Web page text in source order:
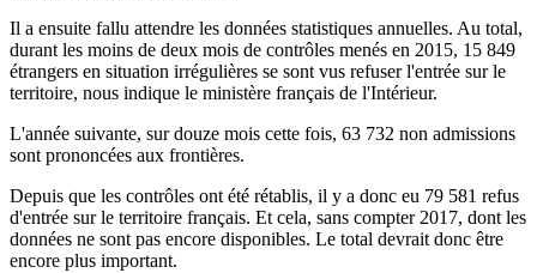
Il a ensuite fallu attendre les données statistiques annuelles. Au total,
durant les moins de deux mois de contrôles menés en 2015, 15 849
étrangers en situation irrégulières se sont vus refuser l'entrée sur le
territoire, nous indique le ministère français de l'Intérieur.
L'année suivante, sur douze mois cette fois, 63 732 non admissions
sont prononcées aux frontières.
Depuis que les contrôles ont été rétablis, il y a donc eu 79 581 refus
d'entrée sur le territoire français. Et cela, sans compter 2017, dont les
données ne sont pas encore disponibles. Le total devrait donc être
encore plus important.